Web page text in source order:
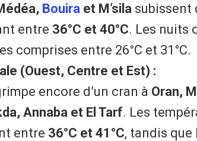
Bouira et M’sila subissent
entre 36°C et 40°C. Les nuits
comprises entre 26°C et 31°C.
(Ouest, Centre et Est) :
encore d’un cran à Oran,
Annaba et El Tarf. Les
entre 36°C et 41°C, tandis